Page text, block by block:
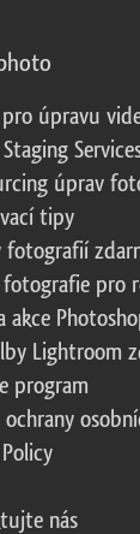
úpravu
úprav
tipy
fotografií
fotografie pro
akce
Lightroom
program
ochrany
nás